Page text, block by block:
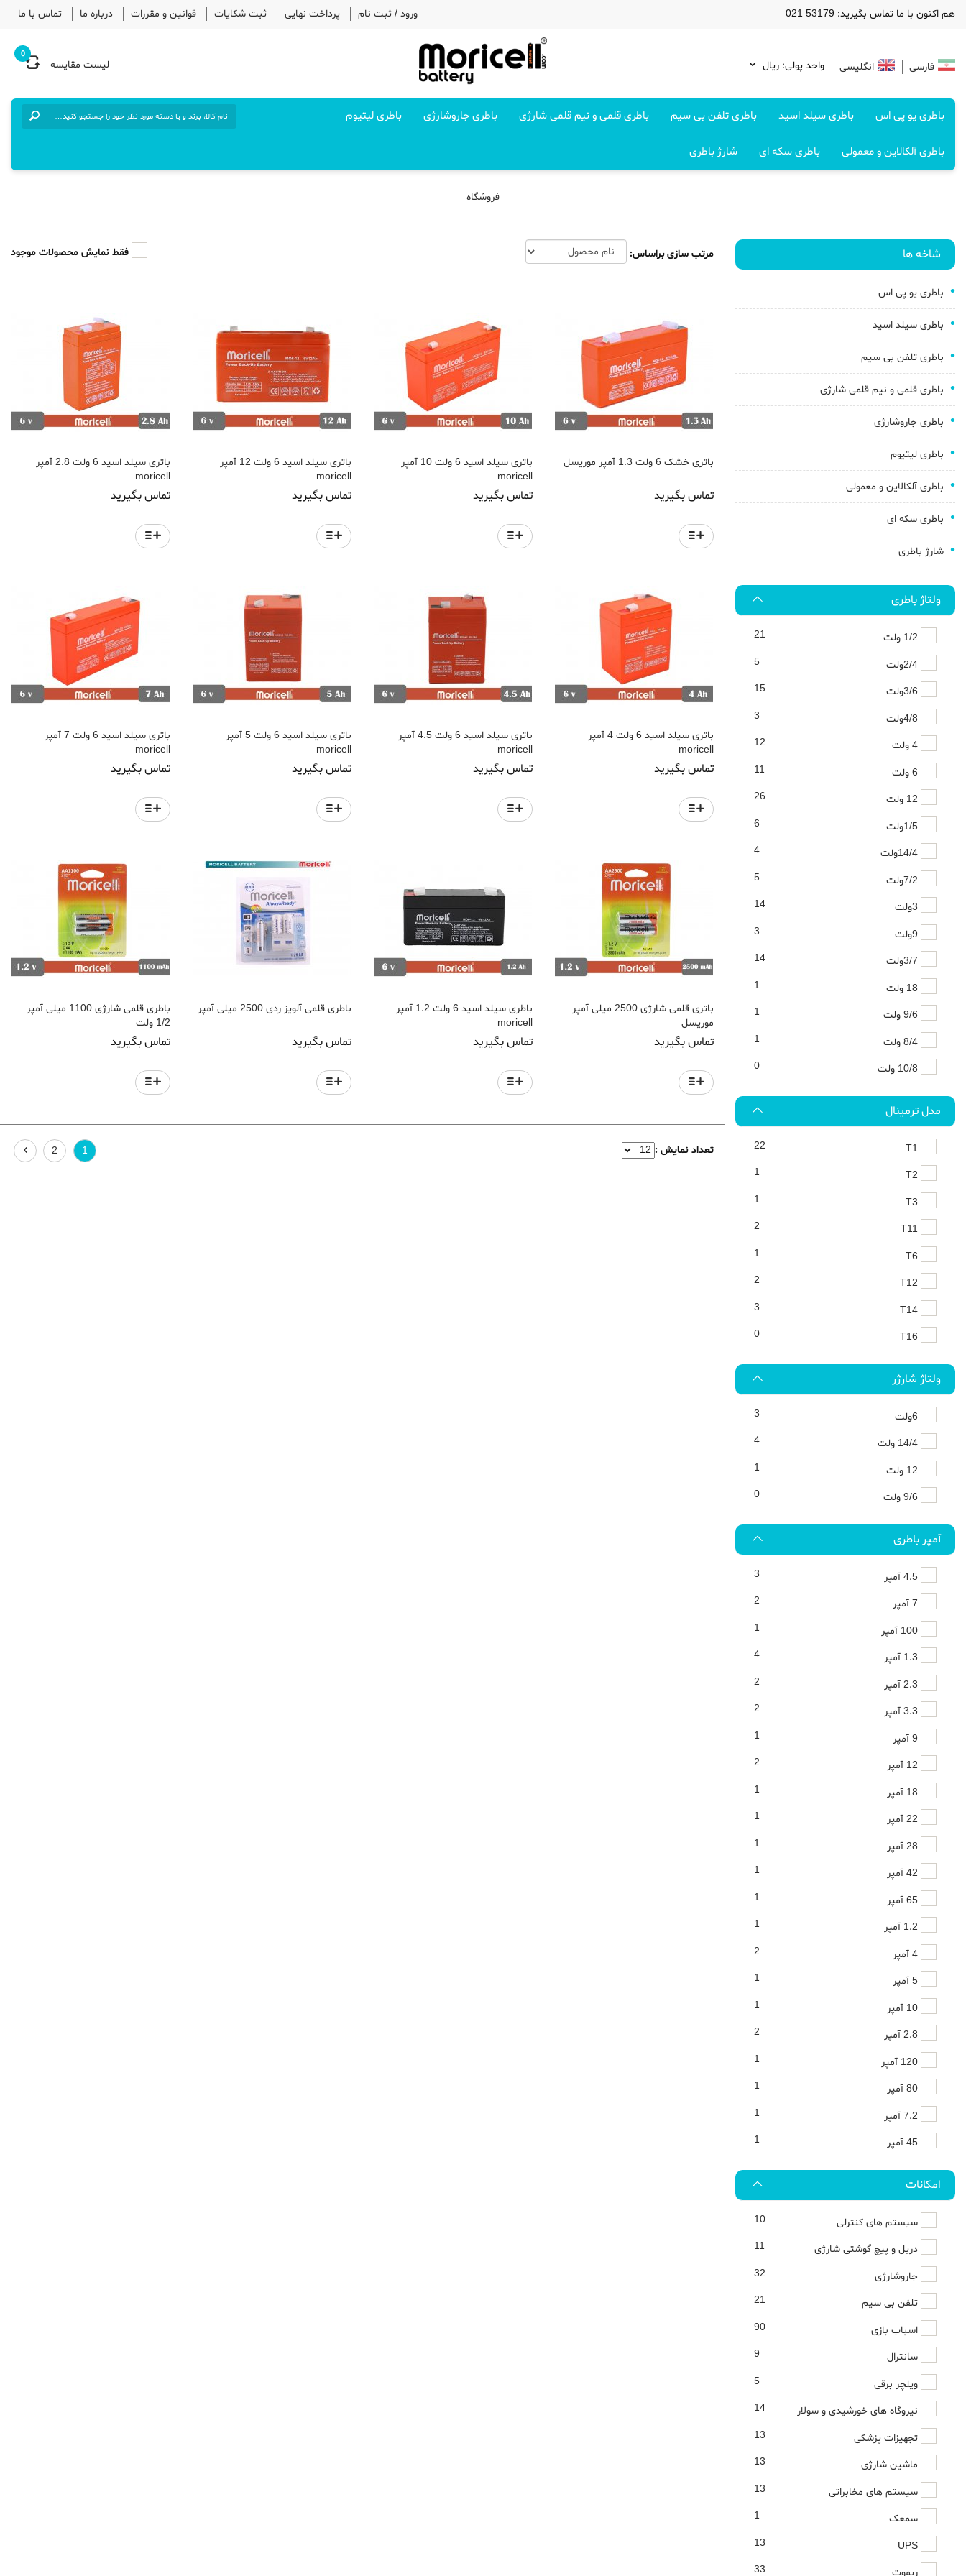
هم اکنون با ما تماس بگیرید: 53179 021 ورود / ثبت نام پرداخت نهایی ثبت شکایات قوانین و مقررات درباره ما تماس با ما
فارسی انگلیسی واحد پولی: ريال لیست مقایسه
0
باطری یو پی اس باطری سیلد اسید باطری تلفن بی سیم باطری قلمی و نیم قلمی شارژی باطری جاروشارژی باطری لیتیوم
باطری آلکالاین و معمولی باطری سکه ای شارژ باطری
فروشگاه
شاخه ها
باطری یو پی اس
باطری سیلد اسید
باطری تلفن بی سیم
باطری قلمی و نیم قلمی شارژی
باطری جاروشارژی
باطری لیتیوم
باطری آلکالاین و معمولی
باطری سکه ای
شارژ باطری
ولتاژ باطری
21
5
15
3
12
11
26
6
4
5
14
3
14
1
1
1
0
مدل ترمینال
22
1
1
2
1
2
3
0
ولتاژ شارژر
3
4
1
0
آمپر باطری
3
2
1
4
2
2
1
2
1
1
1
1
1
1
2
1
1
2
1
1
1
1
امکانات
سیستم های کنترلی 10
دریل و پیچ گوشتی شارژی 11
جاروشارژی 32
تلفن بی سیم 21
اسباب بازی 90
سانترال 9
ویلچر برقی 5
نیروگاه های خورشیدی و سولار 14
تجهیزات پزشکی 13
ماشین شارژی 13
سیستم های مخابراتی 13
سمعک 1
13
ریموت 33
مرتب سازی براساس: فقط نمایش محصولات موجود
باتری خشک 6 ولت 1.3 آمپر موریسل
تماس بگیرید
باتری سیلد اسید 6 ولت 10 آمپر
moricell
تماس بگیرید
باتری سیلد اسید 6 ولت 12 آمپر
moricell
تماس بگیرید
باتری سیلد اسید 6 ولت 2.8 آمپر
moricell
تماس بگیرید
باتری سیلد اسید 6 ولت 4 آمپر
moricell
تماس بگیرید
باتری سیلد اسید 6 ولت 4.5 آمپر
moricell
تماس بگیرید
باتری سیلد اسید 6 ولت 5 آمپر
moricell
تماس بگیرید
باتری سیلد اسید 6 ولت 7 آمپر
moricell
تماس بگیرید
باتری قلمی شارژی 2500 میلی آمپر
موریسل
تماس بگیرید
باطری سیلد اسید 6 ولت 1.2 آمپر
moricell
تماس بگیرید
باطری قلمی آلویز ردی 2500 میلی آمپر
تماس بگیرید
باطری قلمی شارژی 1100 میلی آمپر
1/2 ولت
تماس بگیرید
تعداد نمایش : 1
2